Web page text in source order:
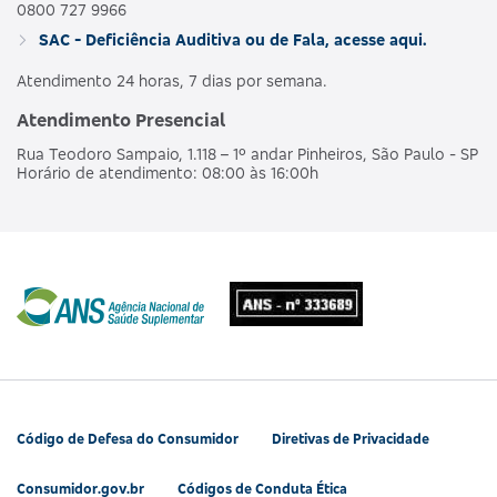
0800 727 9966
SAC - Deficiência Auditiva ou de Fala, acesse aqui.
Atendimento 24 horas, 7 dias por semana.
Atendimento Presencial
Rua Teodoro Sampaio, 1.118 – 1º andar Pinheiros, São Paulo - SP
Horário de atendimento: 08:00 às 16:00h
Código de Defesa do Consumidor Diretivas de Privacidade
Consumidor.gov.br Códigos de Conduta Ética